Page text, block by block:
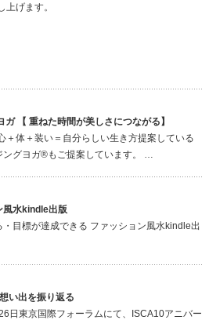
げます。
ガ 【 重ねた時間が美しさにつながる】
＋体＋装い＝自分らしい生き方提案している
ングヨガ®もご提案しています。 …
風水kindle出版
・目標が達成できる ファッション風水kindle出
い出を振り返る
日東京国際フォーラムにて、ISCA10アニバー